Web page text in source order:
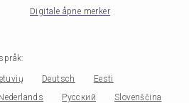
Digitale åpne merker
:
Deutsch
Eesti
Nederlands Русский
Slovenščina